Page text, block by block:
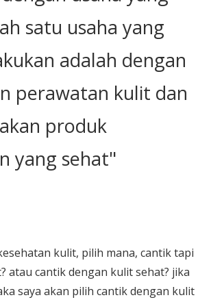
satu usaha yang
adalah dengan
perawatan kulit dan
produk
yang sehat"
kulit, pilih mana, cantik tapi
atau cantik dengan kulit sehat? jika
saya akan pilih cantik dengan kulit